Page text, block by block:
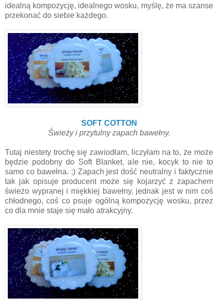
idealną kompozycję, idealnego wosku, myślę, że ma szanse
przekonać do siebie każdego.
SOFT COTTON
Świeży i przytulny zapach bawełny.
Tutaj niestety trochę się zawiodłam, liczyłam na to, że może
będzie podobny do Soft Blanket, ale nie, kocyk to nie to
samo co bawełna. ;) Zapach jest dość neutralny i faktycznie
tak jak opisuje producent może się kojarzyć z zapachem
świeżo wypranej i miękkiej bawełny, jednak jest w nim coś
chłodnego, coś co psuje ogólną kompozycję wosku, przez
co dla mnie staje się mało atrakcyjny.